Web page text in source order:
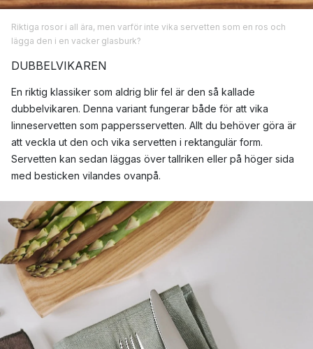
Riktiga rosor i all ära, men varför inte vika servetten som en ros och
lägga den i en vacker glasburk?
DUBBELVIKAREN
En riktig klassiker som aldrig blir fel är den så kallade
dubbelvikaren. Denna variant fungerar både för att vika
linneservetten som pappersservetten. Allt du behöver göra är
att veckla ut den och vika servetten i rektangulär form.
Servetten kan sedan läggas över tallriken eller på höger sida
med besticken vilandes ovanpå.